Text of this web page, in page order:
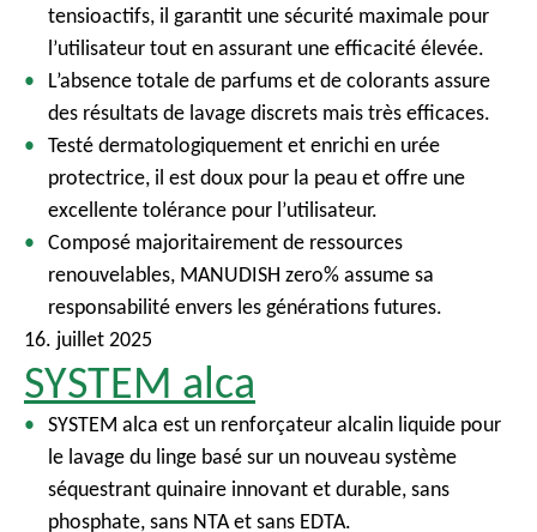
tensioactifs, il garantit une sécurité maximale pour
l’utilisateur tout en assurant une efficacité élevée.
L’absence totale de parfums et de colorants assure
des résultats de lavage discrets mais très efficaces.
Testé dermatologiquement et enrichi en urée
protectrice, il est doux pour la peau et offre une
excellente tolérance pour l’utilisateur.
Composé majoritairement de ressources
renouvelables, MANUDISH zero% assume sa
responsabilité envers les générations futures.
16. juillet 2025
SYSTEM alca
SYSTEM alca est un renforçateur alcalin liquide pour
le lavage du linge basé sur un nouveau système
séquestrant quinaire innovant et durable, sans
phosphate, sans NTA et sans EDTA.